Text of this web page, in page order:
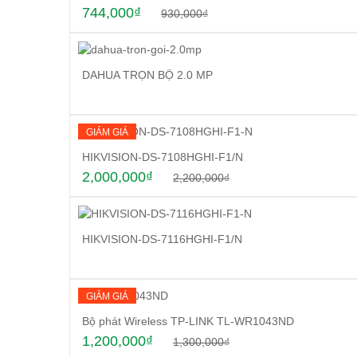
930,000₫
744,000₫
DAHUA TRỌN BỘ 2.0 MP
GIẢM GIÁ
HIKVISION-DS-7108HGHI-F1/N
2,200,000₫
2,000,000₫
HIKVISION-DS-7116HGHI-F1/N
GIẢM GIÁ
Bộ phát Wireless TP-LINK TL-WR1043ND
1,300,000₫
1,200,000₫